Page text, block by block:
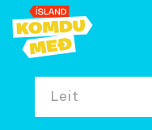
Leit